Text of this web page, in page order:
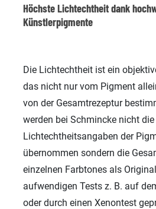
Höchste Lichtechtheit dank
Künstlerpigmente
Die Lichtechtheit ist ein
das nicht nur vom Pigment
von der Gesamtrezeptur
werden bei Schmincke nicht die
Lichtechtheitsangaben der
übernommen sondern die
einzelnen Farbtones als
aufwendigen Tests z. B. auf
oder durch einen Xenontest